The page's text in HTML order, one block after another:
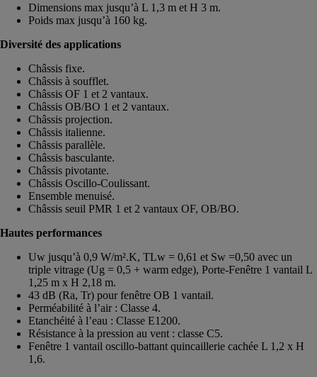
Dimensions max jusqu’à L 1,3 m et H 3 m.
Poids max jusqu’à 160 kg.
Diversité des applications
Châssis fixe.
Châssis à soufflet.
Châssis OF 1 et 2 vantaux.
Châssis OB/BO 1 et 2 vantaux.
Châssis projection.
Châssis italienne.
Châssis parallèle.
Châssis basculante.
Châssis pivotante.
Châssis Oscillo-Coulissant.
Ensemble menuisé.
Châssis seuil PMR 1 et 2 vantaux OF, OB/BO.
Hautes performances
Uw jusqu’à 0,9 W/m².K, TLw = 0,61 et Sw =0,50 avec un
triple vitrage (Ug = 0,5 + warm edge), Porte-Fenêtre 1 vantail L
1,25 m x H 2,18 m.
43 dB (Ra, Tr) pour fenêtre OB 1 vantail.
Perméabilité à l’air : Classe 4.
Etanchéité à l’eau : Classe E1200.
Résistance à la pression au vent : classe C5.
Fenêtre 1 vantail oscillo-battant quincaillerie cachée L 1,2 x H
1,6.